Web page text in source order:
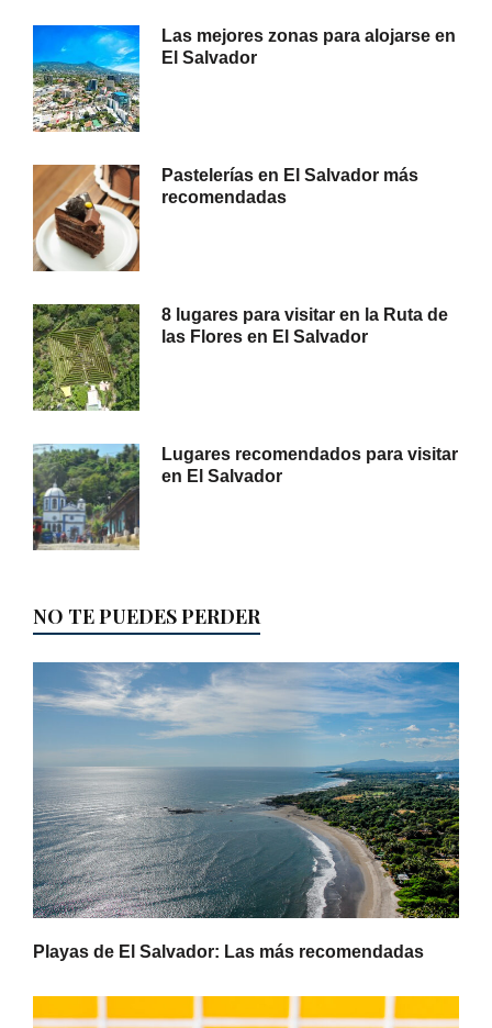
Las mejores zonas para alojarse en
El Salvador
Pastelerías en El Salvador más
recomendadas
8 lugares para visitar en la Ruta de
las Flores en El Salvador
Lugares recomendados para visitar
en El Salvador
NO TE PUEDES PERDER
Playas de El Salvador: Las más recomendadas